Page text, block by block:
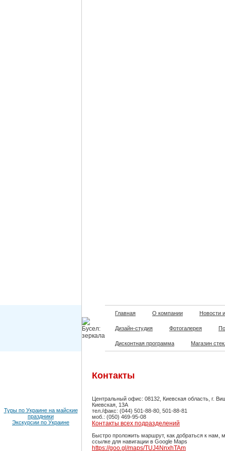
Главная О компании Новости
Дизайн-студия Фотогалерея
Дисконтная программа Магазин
Туры по Украине на майские
праздники
Экскурсии по Украине
Контакты
Центральный офис: 08132, Киевская область, г.
Киевская, 13А
тел./факс: (044) 501-88-80, 501-88-81
моб.: (050) 469-95-08
Контакты всех подразделений
Быстро проложить маршрут, как добраться к нам,
ссылке для навигации в Google Maps
https://goo.gl/maps/TUJ4NnxhTAm